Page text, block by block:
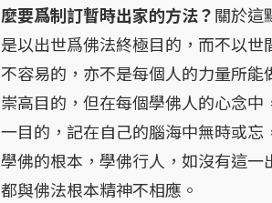
麼要爲制訂暫時出家的方法？關於這
是以出世爲佛法終極目的，而不以
不容易的，亦不是每個人的力量所
崇高目的，但在每個學佛人的心念
一目的，記在自己的腦海中無時或
學佛的根本，學佛行人，如沒有這一
都與佛法根本精神不相應。